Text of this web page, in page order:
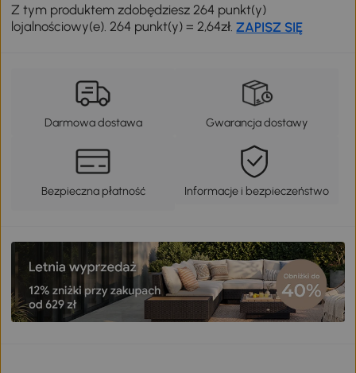
Z tym produktem zdobędziesz 264 punkt(y)
lojalnościowy(e). 264 punkt(y) = 2,64zł.ZAPISZ SIĘ
Darmowa dostawa Gwarancja dostawy
Bezpieczna płatność Informacje i bezpieczeństwo